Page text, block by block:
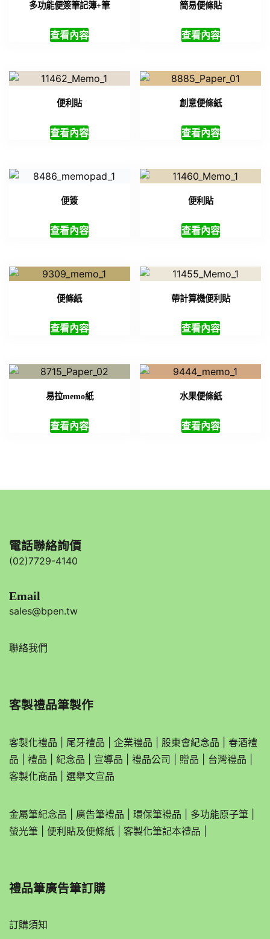
多功能便簽筆記簿+筆
查看內容
簡易便條貼
查看內容
便利貼
查看內容
創意便條紙
查看內容
便簽
查看內容
便利貼
查看內容
便條紙
查看內容
帶計算機便利貼
查看內容
易拉memo紙
查看內容
水果便條紙
查看內容
電話聯絡詢價
(02)7729-4140
Email
sales@bpen.tw
聯絡我們
客製禮品筆製作
客製化禮品 尾牙禮品 企業禮品 股東會紀念品
春酒禮
品
禮品 紀念品 宣導品 禮品公司 贈品 台灣禮品
客製化商品
選舉文宣品
金屬筆紀念品 廣告筆禮品 環保筆禮品 多功能原子筆
螢光筆
便利貼及便條紙 客製化筆記本禮品
禮品筆廣告筆訂購
訂購須知